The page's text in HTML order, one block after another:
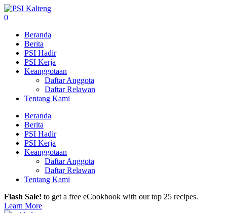
0
Beranda
Berita
PSI Hadir
PSI Kerja
Keanggotaan
Daftar Anggota
Daftar Relawan
Tentang Kami
Beranda
Berita
PSI Hadir
PSI Kerja
Keanggotaan
Daftar Anggota
Daftar Relawan
Tentang Kami
Flash Sale! to get a free eCookbook with our top 25 recipes.
Learn More